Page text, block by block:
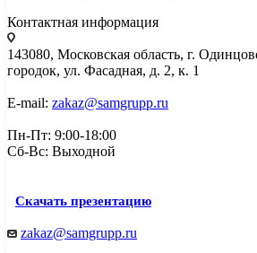
Контактная информация
143080, Mосковская область, г.
городок, ул. Фасадная, д. 2, к. 1
E-mail: zakaz@samgrupp.ru
Пн-Пт: 9:00-18:00
Сб-Вс: Выходной
Скачать презентацию
zakaz@samgrupp.ru